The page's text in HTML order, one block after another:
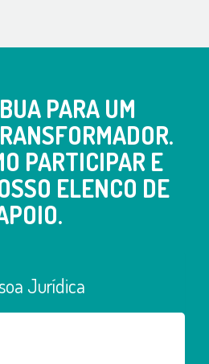
PARA UM
PARTICIPAR E
ELENCO DE
Jurídica